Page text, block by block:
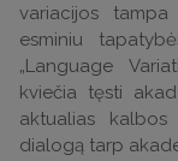
variacijos
esminiu
„Language
kviečia tęsti
aktualias
dialogą tarp